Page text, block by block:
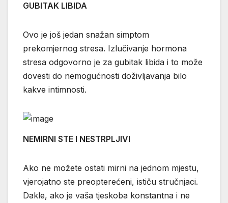
GUBITAK LIBIDA
Ovo je još jedan snažan simptom
prekomjernog stresa. Izlučivanje hormona
stresa odgovorno je za gubitak libida i to može
dovesti do nemogućnosti doživljavanja bilo
kakve intimnosti.
NEMIRNI STE I NESTRPLJIVI
Ako ne možete ostati mirni na jednom mjestu,
vjerojatno ste preopterećeni, ističu stručnjaci.
Dakle, ako je vaša tjeskoba konstantna i ne